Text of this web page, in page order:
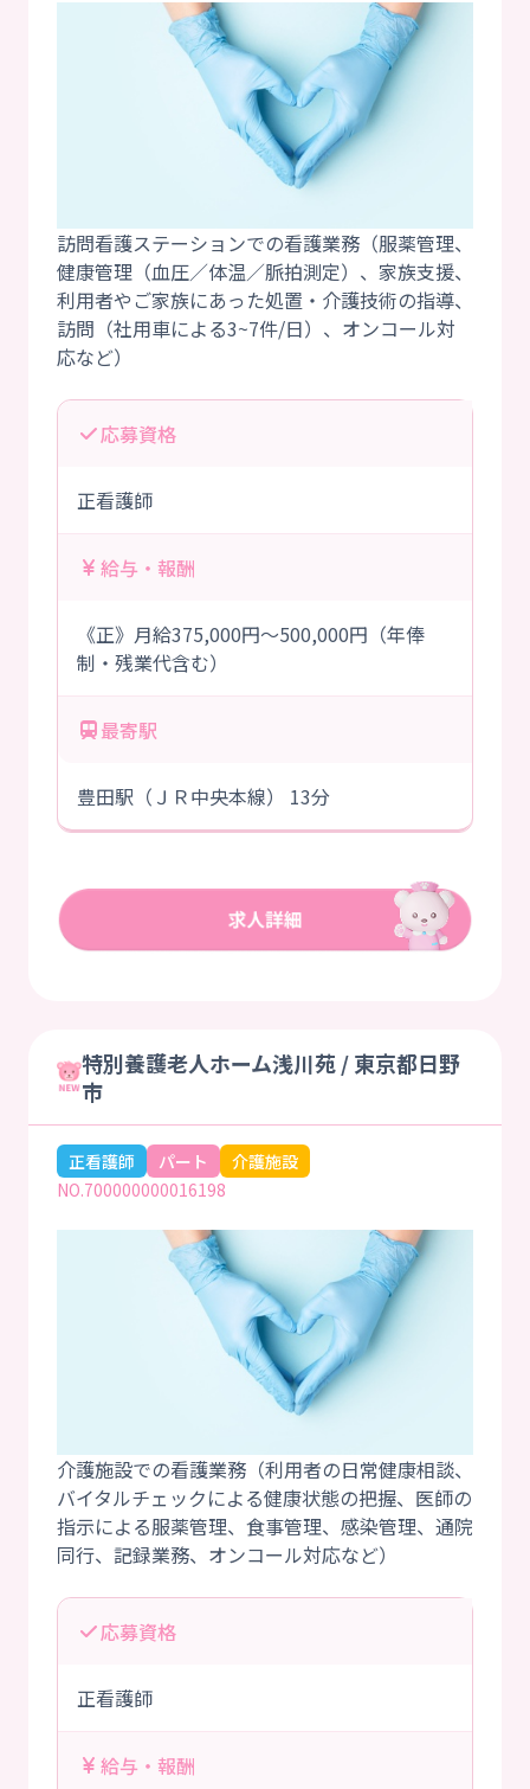
訪問看護ステーションでの看護業務（服薬管理、
健康管理（血圧／体温／脈拍測定）、家族支援、
利用者やご家族にあった処置・介護技術の指導、
訪問（社用車による3~7件/日）、オンコール対
応募資格
正看護師
給与・報酬
《正》月給375,000円～500,000円（年俸
制・残業代含む）
最寄駅
豊田駅（ＪＲ中央本線） 13分
特別養護老人ホーム浅川苑 / 東京都日野
市
正看護師 パート
介護施設
NO.700000000016198
介護施設での看護業務（利用者の日常健康相談、
バイタルチェックによる健康状態の把握、医師の
指示による服薬管理、食事管理、感染管理、通院
応募資格
正看護師
給与・報酬